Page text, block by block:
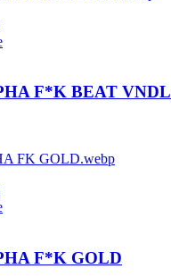
F*K BEAT VNDL
F*K GOLD